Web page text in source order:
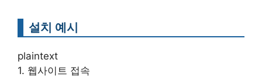
설치 예시
plaintext
1. 웹사이트 접속